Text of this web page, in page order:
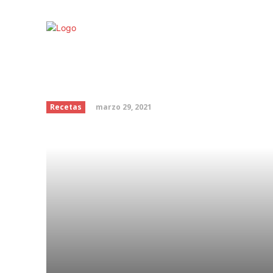
Mejora tu postura
Recetas marzo 29, 2021